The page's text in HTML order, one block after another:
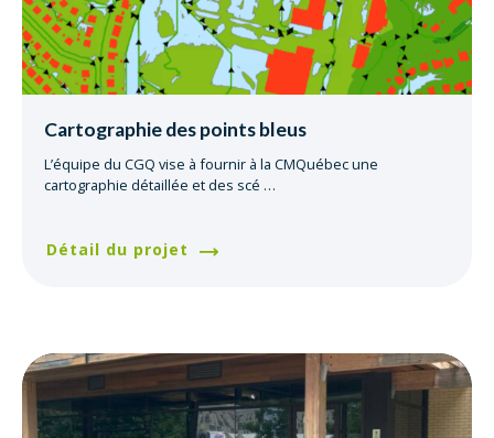
Cartographie des points bleus
L’équipe du CGQ vise à fournir à la CMQuébec une
cartographie détaillée et des scé …
Détail du projet